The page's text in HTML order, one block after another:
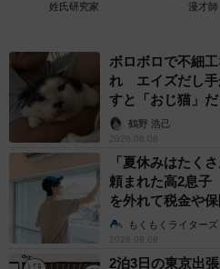
姓氏研究家 漫才師
ボロボロで不細
れ エイズだし手
すと「おじ猫」
鶴野 浩己
2026.08.08
「夏休みはたく
頼まれた高2息
を外れて税金や
説】もくもくライターズ
2026.08.08
2泊3日の東京出